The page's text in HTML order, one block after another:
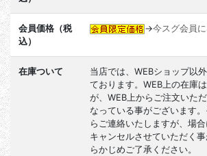
会員価格（税
込）
→今スグ会員に
在庫ついて
当店では、WEBショップ以
ております。WEB上の在庫
が、WEB上からご注文いた
なっている事がございます
らご連絡いたしますが、場
キャンセルさせていただく
らかじめご了承ください。